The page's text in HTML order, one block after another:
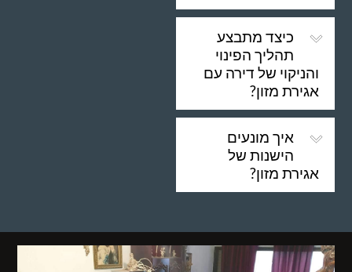
כיצד מתבצע
תהליך הפינוי
והניקוי של דירה עם
אגירת מזון?
איך מונעים
הישנות של
אגירת מזון?